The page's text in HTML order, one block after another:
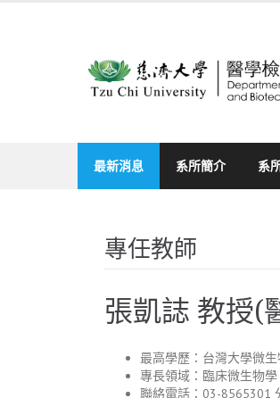
最新消息 系所簡介 系
專任教師
張凱誌 教授(
最高學歷：台灣大學微
專長領域：臨床微生物
聯絡電話：03-8565301